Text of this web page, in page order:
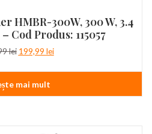
HMBR-300W, 300 W, 3.4
Cod Produs: 115057
lei Prețul
a
fost:
249,99 lei.
199,99 leiPrețul
este:
mai mult